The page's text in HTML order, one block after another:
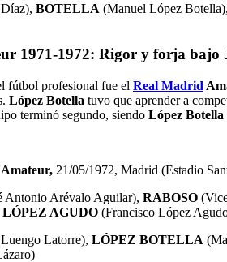
), BOTELLA (Manuel López Botella),
1971-1972: Rigor y forja bajo
fútbol profesional fue el Real Madrid
López Botella tuvo que aprender a
terminó segundo, siendo López Botella
21/05/1972, Madrid (Estadio
Antonio Arévalo Aguilar), RABOSO
LÓPEZ AGUDO (Francisco López
Luengo Latorre), LÓPEZ BOTELLA